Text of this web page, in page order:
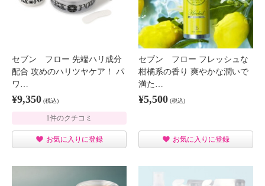
セブン フロー 先端ハリ成分
配合 攻めのハリツヤケア！ パ
ワ…
¥9,350 (税込)
1件のクチコミ
お気に入りに登録
セブン フロー フレッシュな
柑橘系の香り 爽やかな潤いで
満た…
¥5,500 (税込)
お気に入りに登録